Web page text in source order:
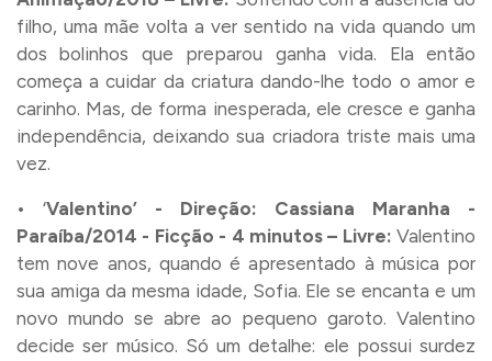
filho, uma mãe volta a ver sentido na vida quando um
dos bolinhos que preparou ganha vida. Ela então
começa a cuidar da criatura dando-lhe todo o amor e
carinho. Mas, de forma inesperada, ele cresce e ganha
independência, deixando sua criadora triste mais uma
vez.
• ‘Valentino’ - Direção: Cassiana Maranha -
Paraíba/2014 - Ficção - 4 minutos – Livre: Valentino
tem nove anos, quando é apresentado à música por
sua amiga da mesma idade, Sofia. Ele se encanta e um
novo mundo se abre ao pequeno garoto. Valentino
decide ser músico. Só um detalhe: ele possui surdez